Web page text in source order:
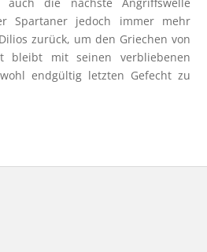
Spartaner jedoch immer mehr
zurück, um den Griechen von
bleibt mit seinen verbliebenen
endgültig letzten Gefecht zu